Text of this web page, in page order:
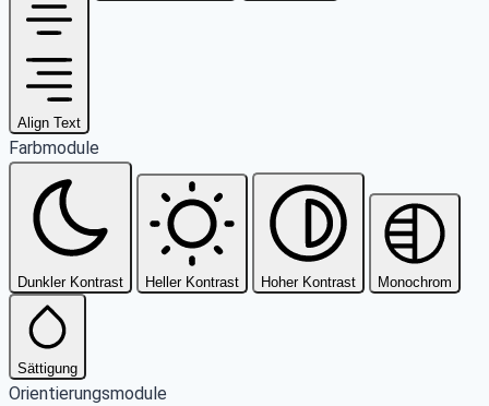
Align Text
Farbmodule
Dunkler Kontrast Heller Kontrast Hoher Kontrast Monochrom
Sättigung
Orientierungsmodule